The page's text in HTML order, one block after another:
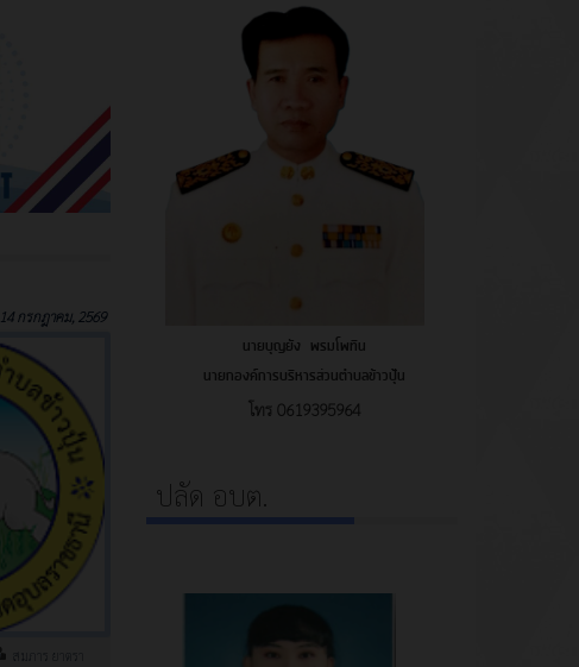
14 กรกฎาคม, 2569
สมภาร ยาตรา
นายบุญยัง พรมโพทิน
นายกองค์การบริหารส่วนตำบลข้าวปุ้น
โทร 0619395964
ปลัด อบต.